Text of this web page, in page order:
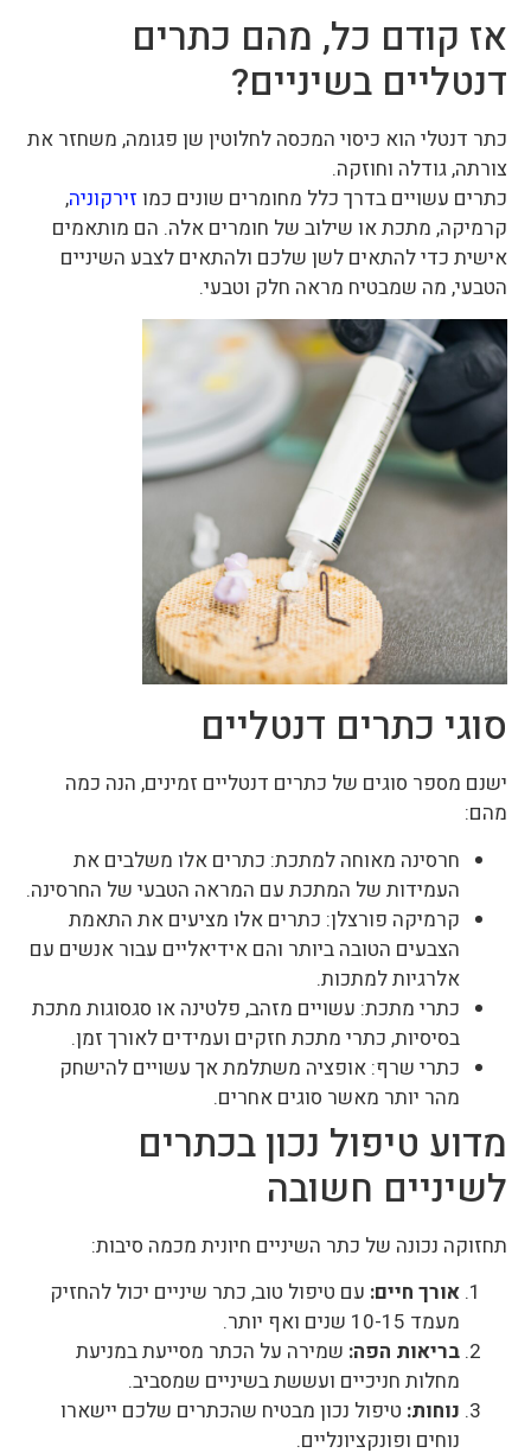
אז קודם כל, מהם כתרים
דנטליים בשיניים?
כתר דנטלי הוא כיסוי המכסה לחלוטין שן פגומה, משחזר את
צורתה, גודלה וחוזקה.
כתרים עשויים בדרך כלל מחומרים שונים כמו זירקוניה,
קרמיקה, מתכת או שילוב של חומרים אלה. הם מותאמים
אישית כדי להתאים לשן שלכם ולהתאים לצבע השיניים
הטבעי, מה שמבטיח מראה חלק וטבעי.
סוגי כתרים דנטליים
ישנם מספר סוגים של כתרים דנטליים זמינים, הנה כמה
מהם:
חרסינה מאוחה למתכת: כתרים אלו משלבים את
העמידות של המתכת עם המראה הטבעי של החרסינה.
קרמיקה פורצלן: כתרים אלו מציעים את התאמת
הצבעים הטובה ביותר והם אידיאליים עבור אנשים עם
אלרגיות למתכות.
כתרי מתכת: עשויים מזהב, פלטינה או סגסוגות מתכת
בסיסיות, כתרי מתכת חזקים ועמידים לאורך זמן.
כתרי שרף: אופציה משתלמת אך עשויים להישחק
מהר יותר מאשר סוגים אחרים.
מדוע טיפול נכון בכתרים
לשיניים חשובה
תחזוקה נכונה של כתר השיניים חיונית מכמה סיבות:
אורך חיים: עם טיפול טוב, כתר שיניים יכול להחזיק
מעמד 10-15 שנים ואף יותר.
בריאות הפה: שמירה על הכתר מסייעת במניעת
מחלות חניכיים ועששת בשיניים שמסביב.
נוחות: טיפול נכון מבטיח שהכתרים שלכם יישארו
נוחים ופונקציונליים.